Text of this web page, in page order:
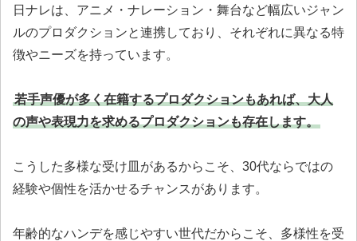
日ナレは、アニメ・ナレーション・舞台など幅広いジャン
ルのプロダクションと連携しており、それぞれに異なる特
徴やニーズを持っています。
若手声優が多く在籍するプロダクションもあれば、大人
の声や表現力を求めるプロダクションも存在します。
こうした多様な受け皿があるからこそ、30代ならではの
経験や個性を活かせるチャンスがあります。
年齢的なハンデを感じやすい世代だからこそ、多様性を受